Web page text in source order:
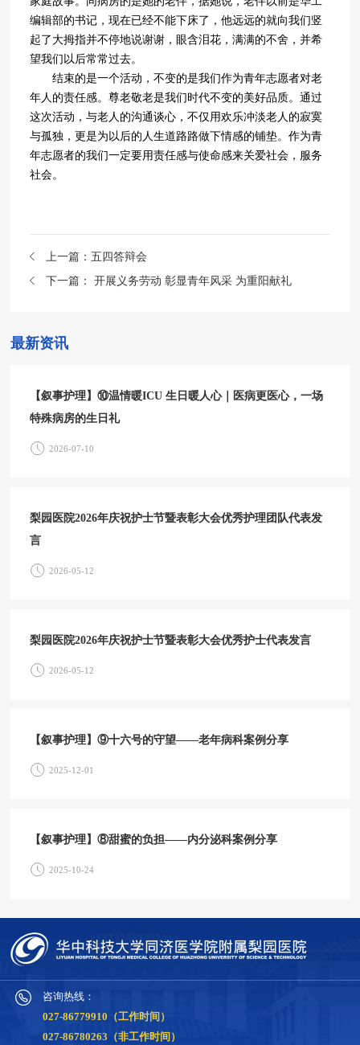
编辑部的书记，现在已经不能下床了，他远远的就向我们竖
起了大拇指并不停地说谢谢，眼含泪花，满满的不舍，并希
望我们以后常常过去。
结束的是一个活动，不变的是我们作为青年志愿者对老
年人的责任感。尊老敬老是我们时代不变的美好品质。通过
这次活动，与老人的沟通谈心，不仅用欢乐冲淡老人的寂寞
与孤独，更是为以后的人生道路路做下情感的铺垫。作为青
年志愿者的我们一定要用责任感与使命感来关爱社会，服务
社会。
上一篇：五四答辩会
开展义务劳动 彰显青年风采 为重阳献礼
下一篇：
最新资讯
【叙事护理】⑩温情暖ICU 生日暖人心｜医病更医心，一场
特殊病房的生日礼
2026-07-10
梨园医院2026年庆祝护士节暨表彰大会优秀护理团队代表发
言
2026-05-12
梨园医院2026年庆祝护士节暨表彰大会优秀护士代表发言
2026-05-12
【叙事护理】⑨十六号的守望——老年病科案例分享
2025-12-01
【叙事护理】⑧甜蜜的负担——内分泌科案例分享
2025-10-24
咨询热线：
027-86779910（工作时间）
027-86780263（非工作时间）